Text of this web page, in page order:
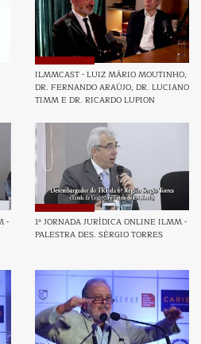
ILMMCAST - LUIZ MÁRIO MOUTINHO,
DR. FERNANDO ARAÚJO, DR. LUCIANO
TIMM E DR. RICARDO LUPION
-
1ª JORNADA JURÍDICA ONLINE ILMM -
PALESTRA DES. SÉRGIO TORRES